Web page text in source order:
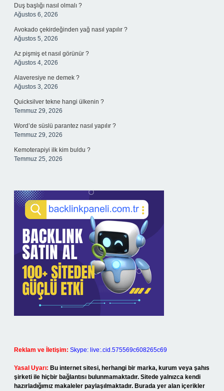
Duş başlığı nasıl olmalı ?
Ağustos 6, 2026
Avokado çekirdeğinden yağ nasıl yapılır ?
Ağustos 5, 2026
Az pişmiş et nasıl görünür ?
Ağustos 4, 2026
Alaveresiye ne demek ?
Ağustos 3, 2026
Quicksilver tekne hangi ülkenin ?
Temmuz 29, 2026
Word’de süslü parantez nasıl yapılır ?
Temmuz 29, 2026
Kemoterapiyi ilk kim buldu ?
Temmuz 25, 2026
Reklam ve İletişim: Skype: live:.cid.575569c608265c69
Yasal Uyarı: Bu internet sitesi, herhangi bir marka, kurum veya şahıs
şirketi ile hiçbir bağlantısı bulunmamaktadır. Sitede yalnızca kendi
hazırladığımız makaleler paylaşılmaktadır. Burada yer alan içerikler